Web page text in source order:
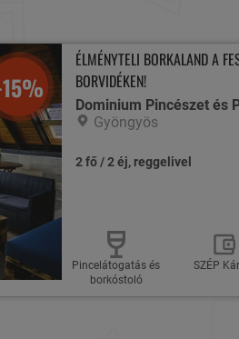
ÉLMÉNYTELI BORKALAND A
BORVIDÉKEN!
Dominium Pincészet és
Gyöngyös
2 fő / 2 éj, reggelivel
Pincelátogatás és
borkóstoló
SZÉP